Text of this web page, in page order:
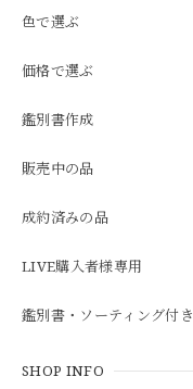
色で選ぶ
価格で選ぶ
鑑別書作成
販売中の品
成約済みの品
LIVE購入者様専用
鑑別書・ソーティング付き
SHOP INFO